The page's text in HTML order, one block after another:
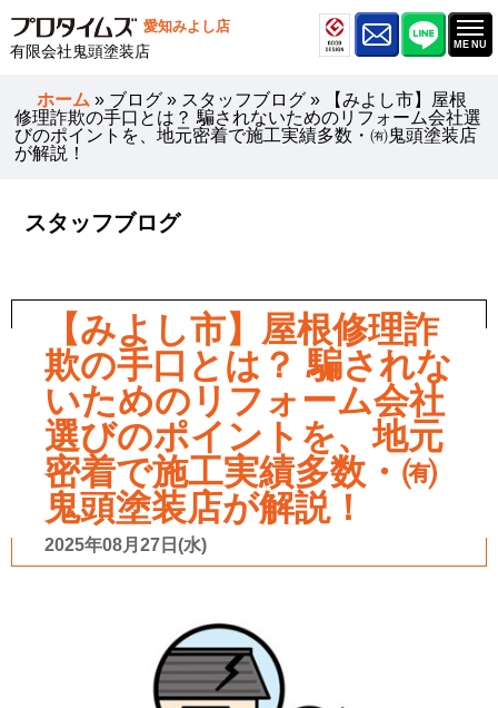
愛知みよし店
有限会社鬼頭塗装店
ホーム » ブログ » スタッフブログ »
【みよし市】屋根
修理詐欺の手口とは？ 騙されないためのリフォーム会社選
びのポイントを、地元密着で施工実績多数・㈲鬼頭塗装店
が解説！
スタッフブログ
【みよし市】屋根修理詐
欺の手口とは？ 騙されな
いためのリフォーム会社
選びのポイントを、地元
密着で施工実績多数・㈲
鬼頭塗装店が解説！
2025年08月27日(水)